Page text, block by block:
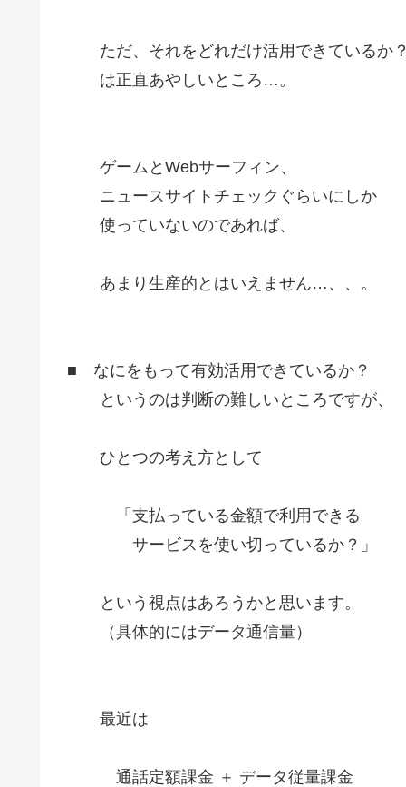
ただ、それをどれだけ活用できているか
は正直あやしいところ…。
ゲームとWebサーフィン、
ニュースサイトチェックぐらいにしか
使っていないのであれば、
あまり生産的とはいえません…、、。
■ なにをもって有効活用できているか？
というのは判断の難しいところですが、
ひとつの考え方として
「支払っている金額で利用できる
サービスを使い切っているか？」
という視点はあろうかと思います。
（具体的にはデータ通信量）
最近は
通話定額課金 ＋ データ従量課金